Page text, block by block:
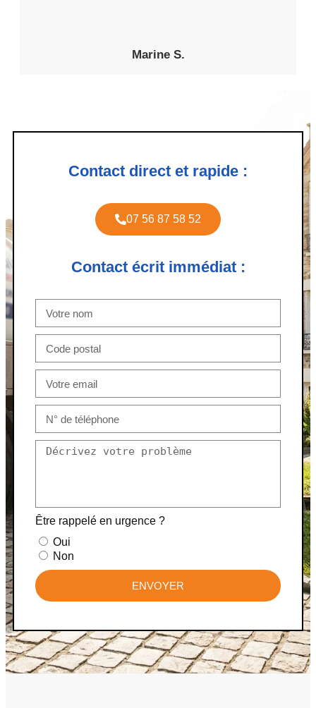
Marine S.
Contact direct et rapide :
07 56 87 58 52
Contact écrit immédiat :
Être rappelé en urgence ?
Oui
Non
ENVOYER